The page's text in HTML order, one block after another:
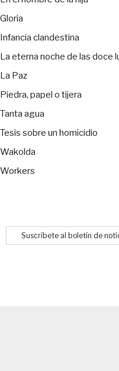
Gloria
Infancia clandestina
La eterna noche de las doce
La Paz
Piedra, papel o tijera
Tanta agua
Tesis sobre un homicidio
Wakolda
Workers
Suscríbete al boletín de